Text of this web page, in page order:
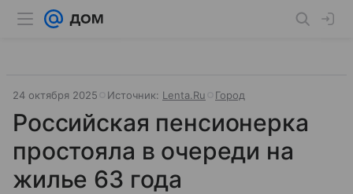
24 октября 2025 Источник: Lenta.Ru Город
Российская пенсионерка
простояла в очереди на
жилье 63 года